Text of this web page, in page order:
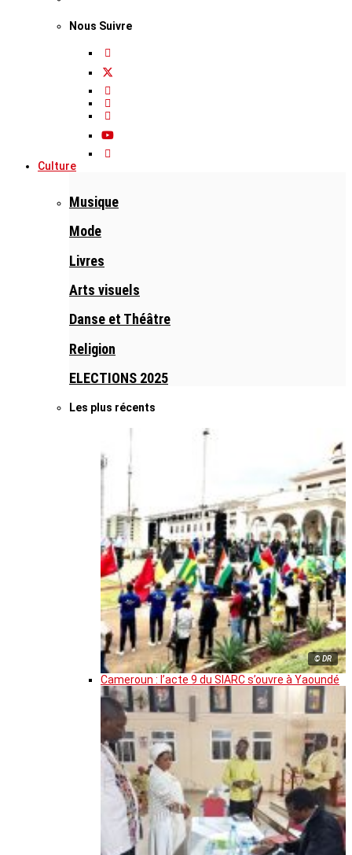
Nous Suivre
Culture
Musique
Mode
Livres
Arts visuels
Danse et Théâtre
Religion
ELECTIONS 2025
Les plus récents
© DR
Cameroun : l’acte 9 du SIARC s’ouvre à Yaoundé